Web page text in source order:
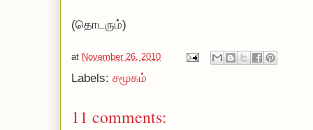
(தொடரும்)
at November 26, 2010
Labels: சமூகம்
11 comments: